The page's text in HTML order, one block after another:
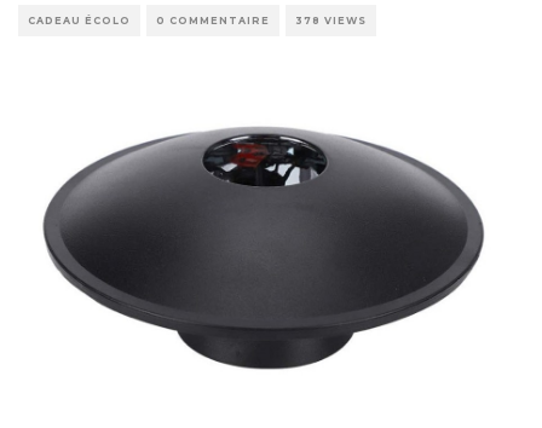
CADEAU ÉCOLO 0 COMMENTAIRE 378 VIEWS